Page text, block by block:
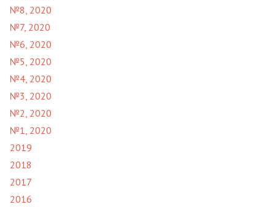
№8, 2020
№7, 2020
№6, 2020
№5, 2020
№4, 2020
№3, 2020
№2, 2020
№1, 2020
2019
2018
2017
2016